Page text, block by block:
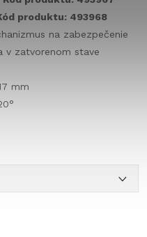
produktu: 493968
na zabezpečenie
v zatvorenom stave
mm